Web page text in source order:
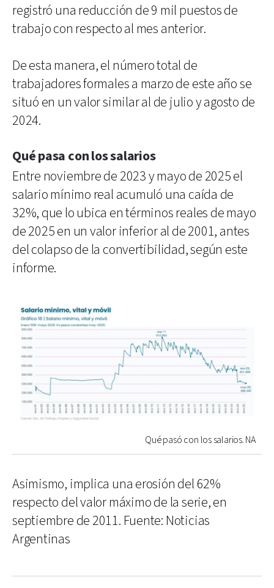
registró una reducción de 9 mil puestos de
trabajo con respecto al mes anterior.
De esta manera, el número total de
trabajadores formales a marzo de este año se
situó en un valor similar al de julio y agosto de
2024.
Qué pasa con los salarios
Entre noviembre de 2023 y mayo de 2025 el
salario mínimo real acumuló una caída de
32%, que lo ubica en términos reales de mayo
de 2025 en un valor inferior al de 2001, antes
del colapso de la convertibilidad, según este
informe.
Qué pasó con los salarios. NA
Asimismo, implica una erosión del 62%
respecto del valor máximo de la serie, en
septiembre de 2011. Fuente: Noticias
Argentinas